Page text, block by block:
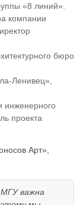
«8 линий».
компании
бюро
Ленивец»,
инженерного
проекта
Арт»,
МГУ важна